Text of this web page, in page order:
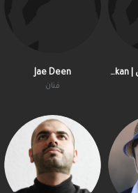
Jae Deen
فنان
عبدالرحمن طوقان | Toukan